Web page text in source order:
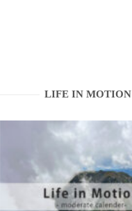
LIFE IN MOTION